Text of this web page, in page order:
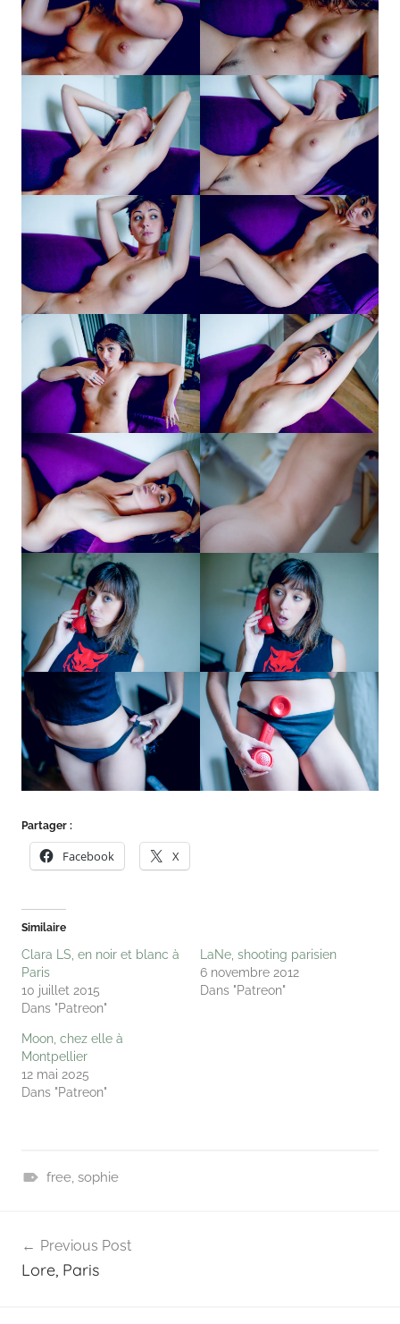
Partager :
Facebook X
Similaire
Clara LS, en noir et blanc à
Paris
10 juillet 2015
Dans "Patreon"
LaNe, shooting parisien
6 novembre 2012
Dans "Patreon"
Moon, chez elle à
Montpellier
12 mai 2025
Dans "Patreon"
t
free, sophie
de
Previous Post
Lore, Paris